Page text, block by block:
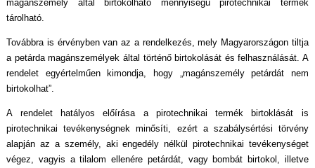
magánszemély által birtokolható mennyiségű pirotechnikai termék
tárolható.
Továbbra is érvényben van az a rendelkezés, mely Magyarországon tiltja
a petárda magánszemélyek által történő birtokolását és felhasználását. A
rendelet egyértelműen kimondja, hogy „magánszemély petárdát nem
birtokolhat”.
A rendelet hatályos előírása a pirotechnikai termék birtoklását is
pirotechnikai tevékenységnek minősíti, ezért a szabálysértési törvény
alapján az a személy, aki engedély nélkül pirotechnikai tevékenységet
végez, vagyis a tilalom ellenére petárdát, vagy bombát birtokol, illetve